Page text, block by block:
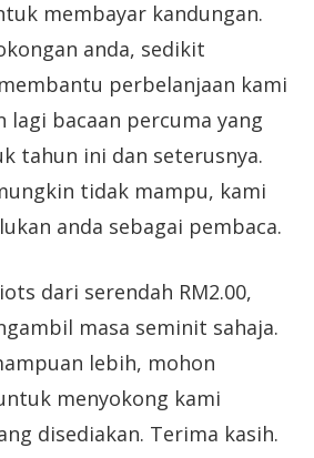
membayar kandungan.
anda, sedikit
perbelanjaan kami
lagi bacaan percuma yang
tahun ini dan seterusnya.
tidak mampu, kami
anda sebagai pembaca.
dari serendah RM2.00,
masa seminit sahaja.
lebih, mohon
menyokong kami
disediakan. Terima kasih.